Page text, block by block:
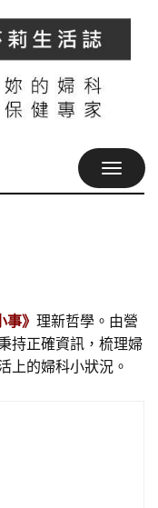
》 理新哲學。由營
持正確資訊，梳理婦
上的婦科小狀況。